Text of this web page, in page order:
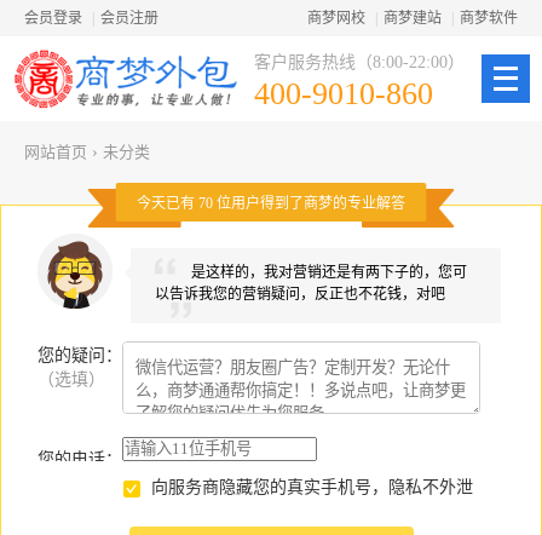
会员登录 会员注册 商梦网校 商梦建站 商梦软件
客户服务热线（8:00-22:00）
400-9010-860
网站首页 › 未分类
今天已有 70 位用户得到了商梦的专业解答
是这样的，我对营销还是有两下子的，您可
以告诉我您的营销疑问，反正也不花钱，对吧
您的疑问
（选填）
：
您的电话：
向服务商隐藏您的真实手机号，隐私不外泄